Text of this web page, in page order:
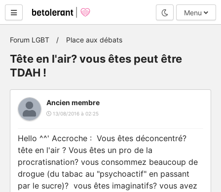
Mode nuit
Menu
Forum LGBT Place aux débats
Tête en l'air? vous êtes peut être
TDAH !
Ancien membre
13/08/2016 à 02:25
Hello ^^' Accroche : Vous êtes déconcentré?
tête en l'air ? Vous êtes un pro de la
procratisnation? vous consommez beaucoup de
drogue (du tabac au "psychoactif" en passant
par le sucre)? vous êtes imaginatifs? vous avez